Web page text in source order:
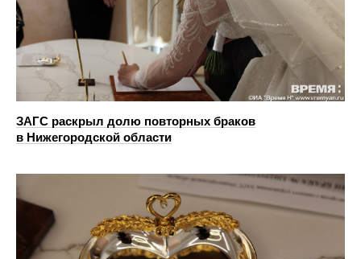
ЗАГС раскрыл долю повторных браков
в Нижегородской области